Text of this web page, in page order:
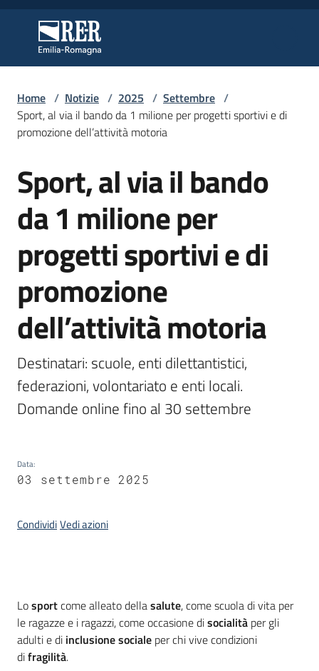
Regione Emilia-Romagna
Regione Emilia-Romagna
Regione
Novità
Servizi
Leggi
Bandi
Argomenti
di
comunicazione
Home / Notizie / 2025 / Settembre /
Sport, al via il bando da 1 milione per progetti sportivi e di
promozione dell’attività motoria
Salta al contenuto
Sport, al via il bando
da 1 milione per
progetti sportivi e di
promozione
dell’attività motoria
Destinatari: scuole, enti dilettantistici,
federazioni, volontariato e enti locali.
Domande online fino al 30 settembre
Data:
03 settembre 2025
CondividiVedi azioni
Introduzione
Losportcome alleato dellasalute, come scuola di vita per
le ragazze e i ragazzi, come occasione disocialità per gli
adulti e di inclusione sociale per chi vive condizioni
difragilità.